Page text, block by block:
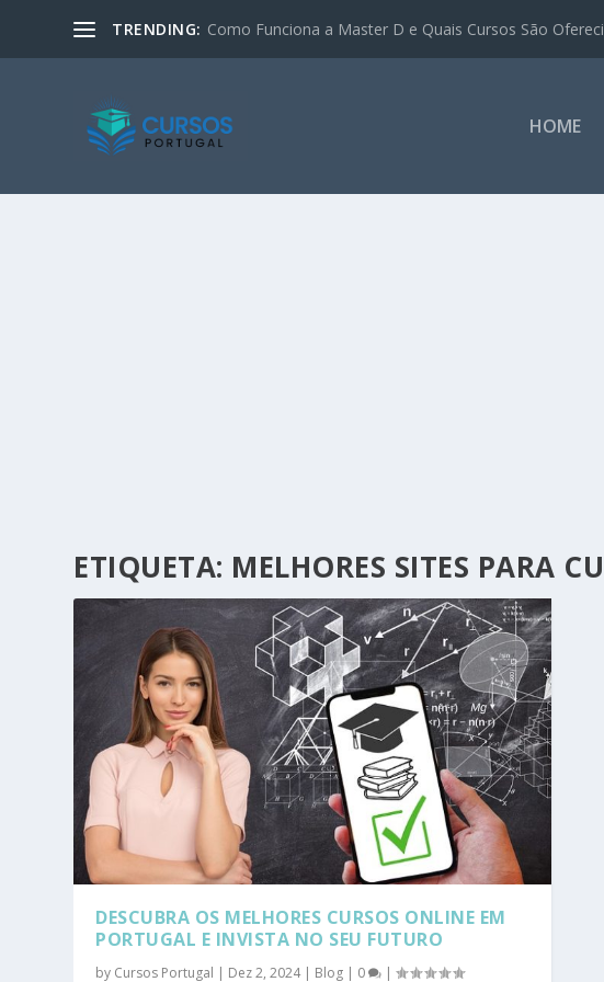
TRENDING: Como Funciona a Master D e Quais Cursos São
HOME
ETIQUETA: MELHORES SITES PARA
DESCUBRA OS MELHORES CURSOS ONLINE EM
PORTUGAL E INVISTA NO SEU FUTURO
by Cursos Portugal | Dez 2, 2024| Blog | 0 |